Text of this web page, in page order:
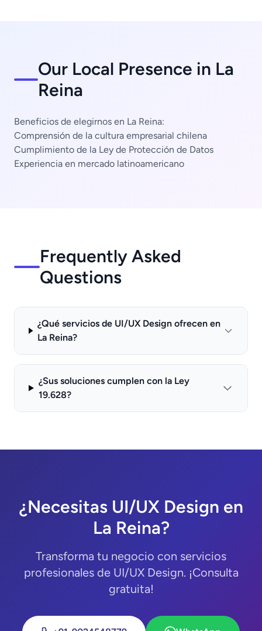
Our Local Presence in La
Reina
Beneficios de elegirnos en La Reina:
Comprensión de la cultura empresarial chilena
Cumplimiento de la Ley de Protección de Datos
Experiencia en mercado latinoamericano
Frequently Asked
Questions
¿Qué servicios de UI/UX Design ofrecen en
La Reina?
¿Sus soluciones cumplen con la Ley
19.628?
¿Necesitas UI/UX Design en
La Reina?
Transforma tu negocio con servicios
profesionales de UI/UX Design. ¡Consulta
gratuita!